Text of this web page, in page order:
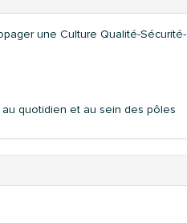
une Culture Qualité-
quotidien et au sein des pôles